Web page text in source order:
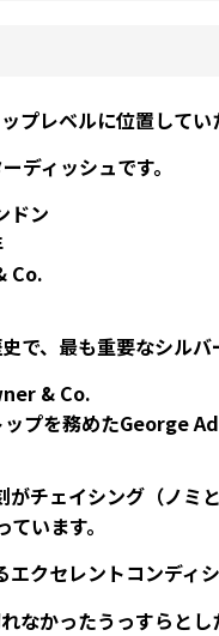
プレベルに位置して
ディッシュです。
ドン
Co.
で、最も重要なシルバ
& Co.
を務めたGeorge
チェイシング（ノ
います。
クセレントコンディシ
なかったうっすらとし